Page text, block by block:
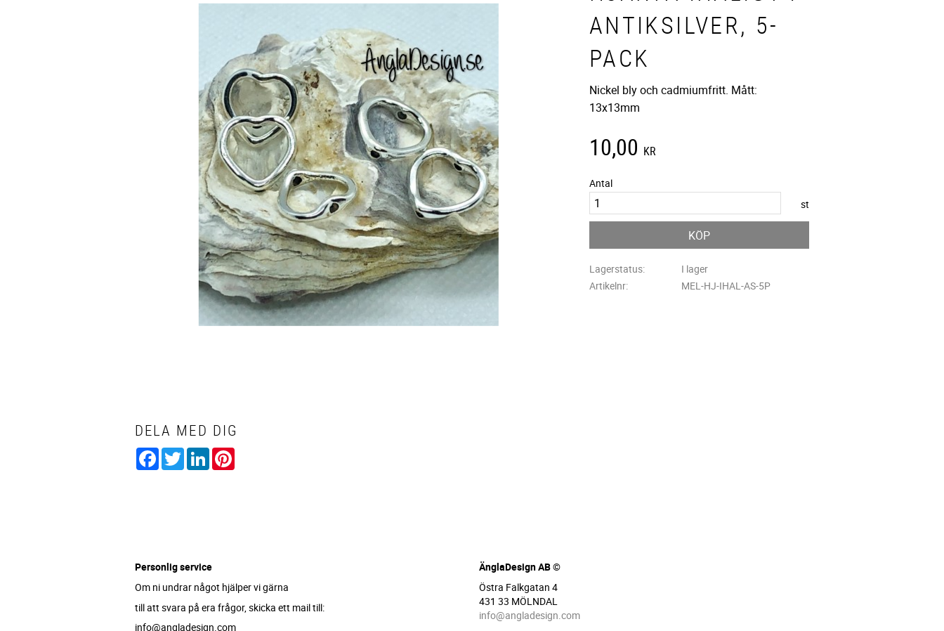
ANTIKSILVER, 5-
PACK
Nickel bly och cadmiumfritt. Mått:
13x13mm
10,00 KR
Antal
st
KÖP
Lagerstatus
I lager
Artikelnr
MEL-HJ-IHAL-AS-5P
DELA MED DIG
Facebook
TwitterLinkedIn
Personlig service
Om ni undrar något hjälper vi gärna
till att svara på era frågor, skicka ett mail till:
info@angladesign.com
ÄnglaDesign AB ©
Östra Falkgatan 4
431 33 MÖLNDAL
info@angladesign.com